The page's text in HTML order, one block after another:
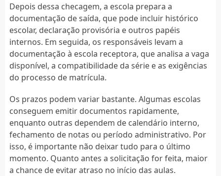
Depois dessa checagem, a escola prepara a
documentação de saída, que pode incluir histórico
escolar, declaração provisória e outros papéis
internos. Em seguida, os responsáveis levam a
documentação à escola receptora, que analisa a vaga
disponível, a compatibilidade da série e as exigências
do processo de matrícula.
Os prazos podem variar bastante. Algumas escolas
conseguem emitir documentos rapidamente,
enquanto outras dependem de calendário interno,
fechamento de notas ou período administrativo. Por
isso, é importante não deixar tudo para o último
momento. Quanto antes a solicitação for feita, maior
a chance de evitar atraso no início das aulas.